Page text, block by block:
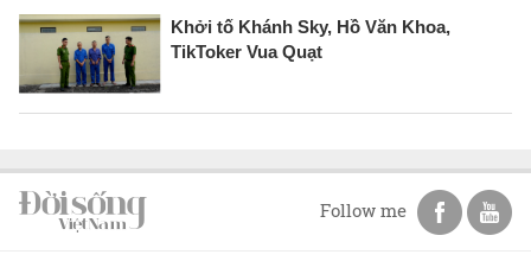
Khởi tố Khánh Sky, Hồ Văn Khoa,
TikToker Vua Quạt
Follow me